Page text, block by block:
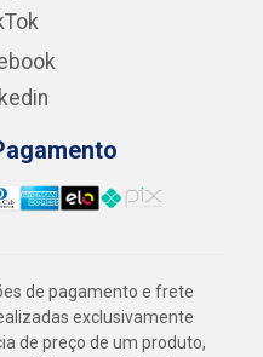
de pagamento e frete
exclusivamente
de preço de um produto,